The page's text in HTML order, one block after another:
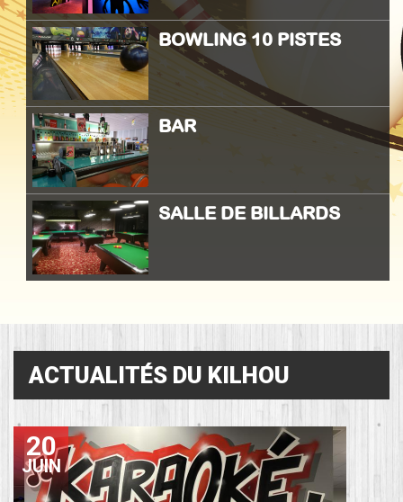
BOWLING 10 PISTES
BAR
SALLE DE BILLARDS
ACTUALITÉS DU KILHOU
20
JUIN